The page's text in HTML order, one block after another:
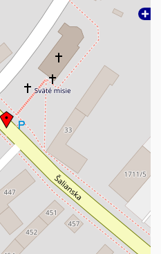
priestorov ponúka ďalší
skladovanie bicyklov,
vecí.